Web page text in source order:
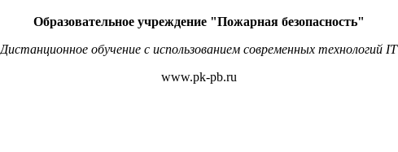
Образовательное учреждение "Пожарная безопасность"
Дистанционное обучение с использованием современных технологий IT
www.pk-pb.ru